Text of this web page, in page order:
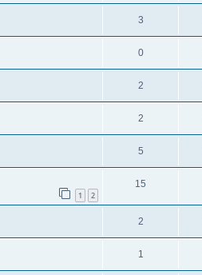
3
0
2
2
5
1 2
15
2
1